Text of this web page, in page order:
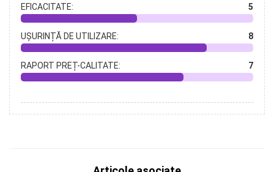
EFICACITATE: 5
UȘURINȚĂ DE UTILIZARE: 8
RAPORT PREȚ-CALITATE: 7